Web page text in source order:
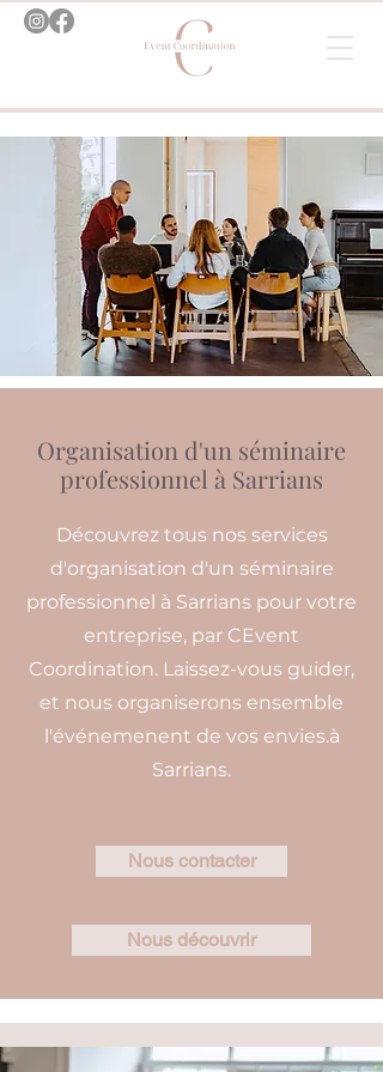
Organisation d'un séminaire
professionnel à Sarrians
Découvrez tous nos services
d'organisation d'un séminaire
professionnel à Sarrians pour votre
entreprise, par CEvent
Coordination. Laissez-vous guider,
et nous organiserons ensemble
l'événemenent de vos envies.à
Sarrians.
Nous contacter
Nous découvrir